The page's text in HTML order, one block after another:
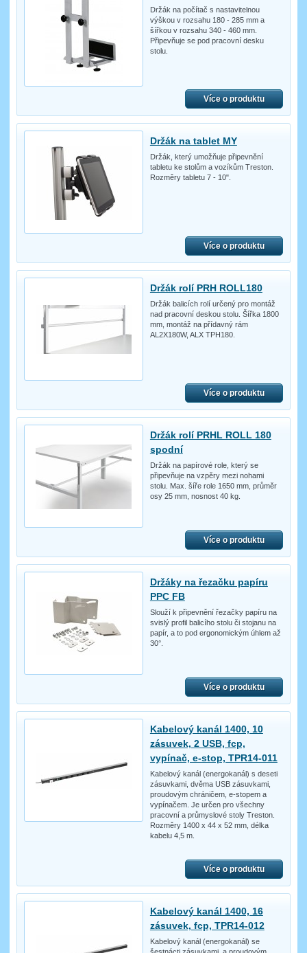
Držák na počítač s nastavitelnou
výškou v rozsahu 180 - 285 mm a
šířkou v rozsahu 340 - 460 mm.
Připevňuje se pod pracovní desku
stolu.
Více o produktu
Držák na tablet MY
Držák, který umožňuje připevnění
tabletu ke stolům a vozíkům Treston.
Rozměry tabletu 7 - 10".
Více o produktu
Držák rolí PRH ROLL180
Držák balicích rolí určený pro montáž
nad pracovní deskou stolu. Šířka 1800
mm, montáž na přídavný rám
AL2X180W, ALX TPH180.
Více o produktu
Držák rolí PRHL ROLL 180
spodní
Držák na papírové role, který se
připevňuje na vzpěry mezi nohami
stolu. Max. šíře role 1650 mm, průměr
osy 25 mm, nosnost 40 kg.
Více o produktu
Držáky na řezačku papíru
PPC FB
Slouží k připevnění řezačky papíru na
svislý profil balicího stolu či stojanu na
papír, a to pod ergonomickým úhlem až
30°.
Více o produktu
Kabelový kanál 1400, 10
zásuvek, 2 USB, fcp,
vypínač, e-stop, TPR14-011
Kabelový kanál (energokanál) s deseti
zásuvkami, dvěma USB zásuvkami,
proudovým chráničem, e-stopem a
vypínačem. Je určen pro všechny
pracovní a průmyslové stoly Treston.
Rozměry 1400 x 44 x 52 mm, délka
kabelu 4,5 m.
Více o produktu
Kabelový kanál 1400, 16
zásuvek, fcp, TPR14-012
Kabelový kanál (energokanál) se